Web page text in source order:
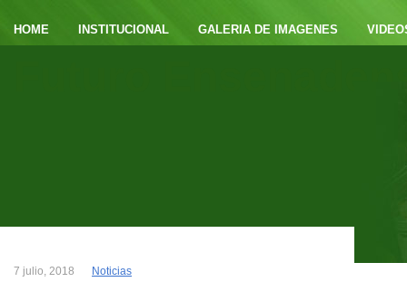
HOME INSTITUCIONAL GALERIA DE IMAGENES
7 julio, 2018 Noticias